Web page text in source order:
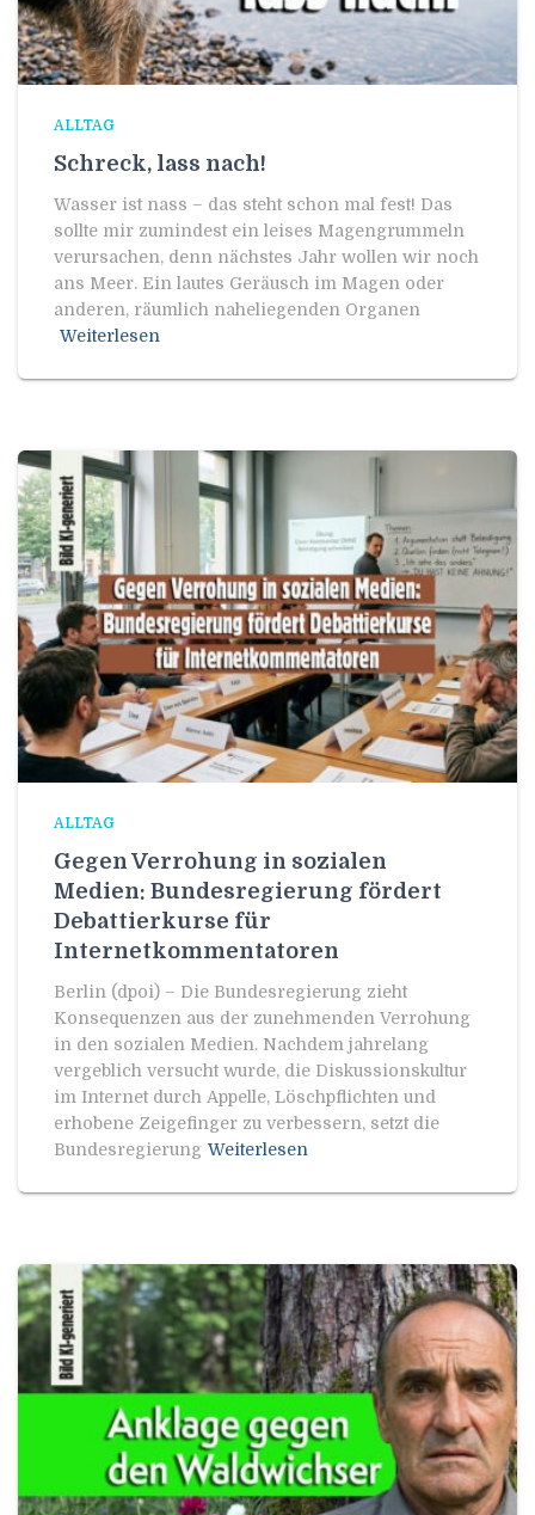
ALLTAG
Schreck, lass nach!
Wasser ist nass – das steht schon mal fest! Das
sollte mir zumindest ein leises Magengrummeln
verursachen, denn nächstes Jahr wollen wir noch
ans Meer. Ein lautes Geräusch im Magen oder
anderen, räumlich naheliegenden Organen
Weiterlesen
ALLTAG
Gegen Verrohung in sozialen
Medien: Bundesregierung fördert
Debattierkurse für
Internetkommentatoren
Berlin (dpoi) – Die Bundesregierung zieht
Konsequenzen aus der zunehmenden Verrohung
in den sozialen Medien. Nachdem jahrelang
vergeblich versucht wurde, die Diskussionskultur
im Internet durch Appelle, Löschpflichten und
erhobene Zeigefinger zu verbessern, setzt die
Bundesregierung Weiterlesen